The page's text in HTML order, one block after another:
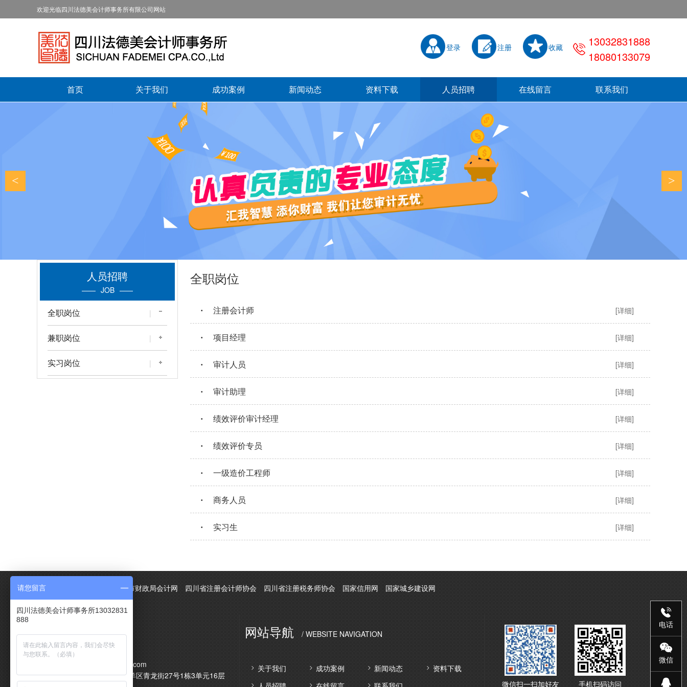
欢迎光临四川法德美会计师事务所有限公司网站
登录 注册 收藏
13032831888
18080133079
首页 关于我们 成功案例 新闻动态 资料下载 人员招聘 在线留言 联系我们
< >
人员招聘
JOB
全职岗位 |
兼职岗位 |
实习岗位 |
全职岗位
· 注册会计师 [详细]
· 项目经理 [详细]
· 审计人员 [详细]
· 审计助理 [详细]
· 绩效评价审计经理 [详细]
· 绩效评价专员 [详细]
· 一级造价工程师 [详细]
· 商务人员 [详细]
· 实习生 [详细]
友情链接： 成都市财政局会计网 四川省注册会计师协会 四川省注册税务师协会 国家信用网 国家城乡建设网
电话：18080133079
QQ：286612817
邮箱：286612817@qq.com
青羊区地址：成都市青羊区青龙街27号1栋3单元16层
网站导航 / WEBSITE NAVIGATION
关于我们 成功案例 新闻动态
资料下载
微信扫一扫加好友 手机扫码访问
电话
微信
请您留言
四川法德美会计师事务所13032831
888